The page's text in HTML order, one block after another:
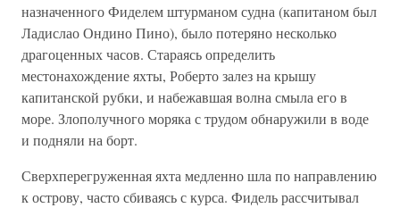
назначенного Фиделем штурманом судна (капитаном был
Ладислао Ондино Пино), было потеряно несколько
драгоценных часов. Стараясь определить
местонахождение яхты, Роберто залез на крышу
капитанской рубки, и набежавшая волна смыла его в
море. Злополучного моряка с трудом обнаружили в воде
и подняли на борт.
Сверхперегруженная яхта медленно шла по направлению
к острову, часто сбиваясь с курса. Фидель рассчитывал